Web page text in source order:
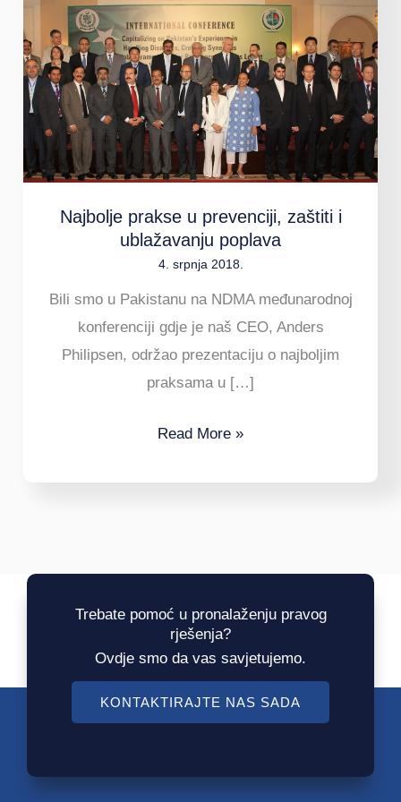
Najbolje prakse u prevenciji, zaštiti i
ublažavanju poplava
4. srpnja 2018.
Bili smo u Pakistanu na NDMA međunarodnoj
konferenciji gdje je naš CEO, Anders
Philipsen, održao prezentaciju o najboljim
praksama u […]
prevenciji,
zaštiti
i
ublažavanju
poplava
Read More »
Trebate pomoć u pronalaženju pravog
rješenja?
Ovdje smo da vas savjetujemo.
KONTAKTIRAJTE NAS SADA